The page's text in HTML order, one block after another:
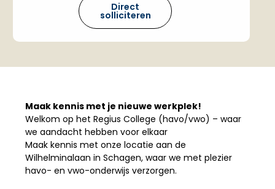
Direct
solliciteren
Maak kennis met je nieuwe werkplek!
Welkom op het Regius College (havo/vwo) – waar
we aandacht hebben voor elkaar
Maak kennis met onze locatie aan de
Wilhelminalaan in Schagen, waar we met plezier
havo- en vwo-onderwijs verzorgen.